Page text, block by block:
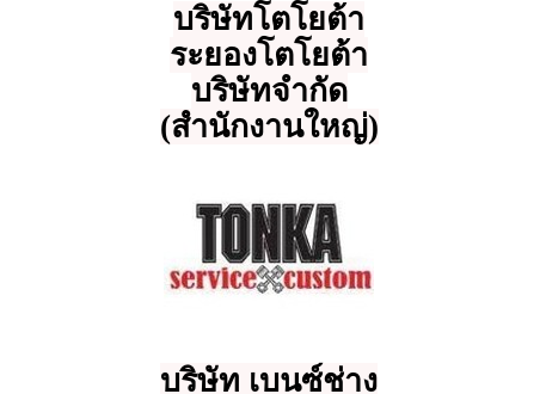
บริษัทโตโยต้า
ระยองโตโยต้า
บริษัทจำกัด
(สำนักงานใหญ่)
บริษัท เบนซ์ช่าง